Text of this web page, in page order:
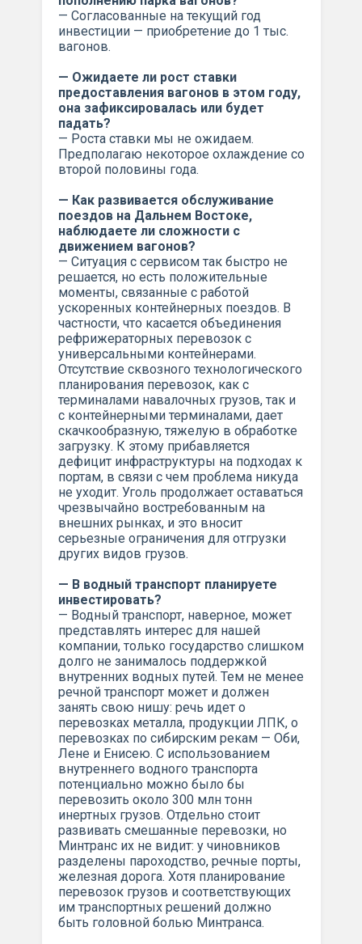
— Согласованные на текущий год
инвестиции — приобретение до 1 тыс.
вагонов.
— Ожидаете ли рост ставки
предоставления вагонов в этом году,
она зафиксировалась или будет
падать?
— Роста ставки мы не ожидаем.
Предполагаю некоторое охлаждение со
второй половины года.
— Как развивается обслуживание
поездов на Дальнем Востоке,
наблюдаете ли сложности с
движением вагонов?
— Ситуация с сервисом так быстро не
решается, но есть положительные
моменты, связанные с работой
ускоренных контейнерных поездов. В
частности, что касается объединения
рефрижераторных перевозок с
универсальными контейнерами.
Отсутствие сквозного технологического
планирования перевозок, как с
терминалами навалочных грузов, так и
с контейнерными терминалами, дает
скачкообразную, тяжелую в обработке
загрузку. К этому прибавляется
дефицит инфраструктуры на подходах к
портам, в связи с чем проблема никуда
не уходит. Уголь продолжает оставаться
чрезвычайно востребованным на
внешних рынках, и это вносит
серьезные ограничения для отгрузки
других видов грузов.
— В водный транспорт планируете
инвестировать?
— Водный транспорт, наверное, может
представлять интерес для нашей
компании, только государство слишком
долго не занималось поддержкой
внутренних водных путей. Тем не менее
речной транспорт может и должен
занять свою нишу: речь идет о
перевозках металла, продукции ЛПК, о
перевозках по сибирским рекам — Оби,
Лене и Енисею. С использованием
внутреннего водного транспорта
потенциально можно было бы
перевозить около 300 млн тонн
инертных грузов. Отдельно стоит
развивать смешанные перевозки, но
Минтранс их не видит: у чиновников
разделены пароходство, речные порты,
железная дорога. Хотя планирование
перевозок грузов и соответствующих
им транспортных решений должно
быть головной болью Минтранса.